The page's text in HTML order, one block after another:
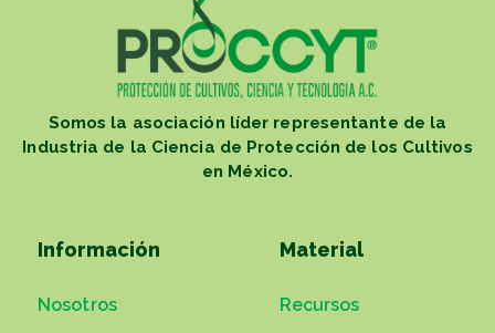
Somos la asociación líder representante de la
Industria de la Ciencia de Protección de los Cultivos
en México.
Información
Nosotros
Material
Recursos